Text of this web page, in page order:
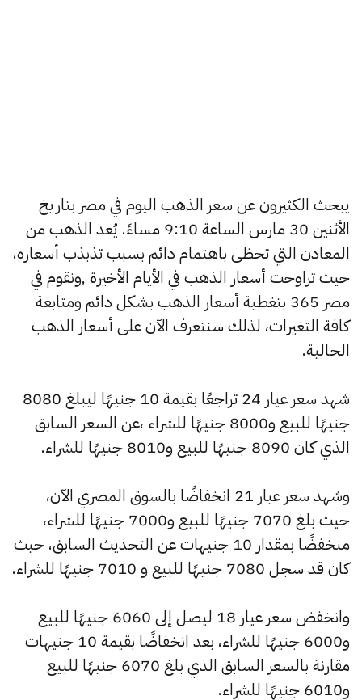
يبحث الكثيرون عن سعر الذهب اليوم في مصر بتاريخ
الأثنين 30 مارس الساعة 9:10 مساءً. يُعد الذهب من
المعادن التي تحظى باهتمام دائم بسبب تذبذب أسعاره،
حيث تراوحت أسعار الذهب في الأيام الأخيرة ,ونقوم في
مصر 365 بتغطية أسعار الذهب بشكل دائم ومتابعة
كافة التغيرات، لذلك سنتعرف الآن على أسعار الذهب
الحالية.
شهد سعر عيار 24 تراجعًا بقيمة 10 جنيهًا ليبلغ 8080
جنيهًا للبيع و8000 جنيهًا للشراء ،عن السعر السابق
الذي كان 8090 جنيهًا للبيع و8010 جنيهًا للشراء.
وشهد سعر عيار 21 انخفاضًا بالسوق المصري الآن،
حيث بلغ 7070 جنيهًا للبيع و7000 جنيهًا للشراء،
منخفضًا بمقدار 10 جنيهات عن التحديث السابق، حيث
كان قد سجل 7080 جنيهًا للبيع و 7010 جنيهًا للشراء.
وانخفض سعر عيار 18 ليصل إلى 6060 جنيهًا للبيع
و6000 جنيهًا للشراء، بعد انخفاضًا بقيمة 10 جنيهات
مقارنة بالسعر السابق الذي بلغ 6070 جنيهًا للبيع
و6010 جنيهًا للشراء.